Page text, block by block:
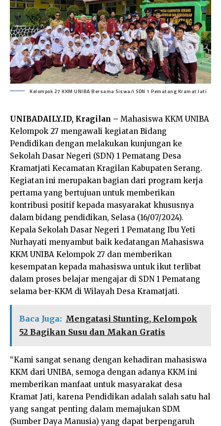
Kelompok 27 KKM UNIBA Bersama Siswa/i SDN 1 Pematang Kramat Jati
UNIBADAILY.ID, Kragilan – Mahasiswa KKM UNIBA
Kelompok 27 mengawali kegiatan Bidang
Pendidikan dengan melakukan kunjungan ke
Sekolah Dasar Negeri (SDN) 1 Pematang Desa
Kramatjati Kecamatan Kragilan Kabupaten Serang.
Kegiatan ini merupakan bagian dari program kerja
pertama yang bertujuan untuk memberikan
kontribusi positif kepada masyarakat khususnya
dalam bidang pendidikan, Selasa (16/07/2024).
Kepala Sekolah Dasar Negeri 1 Pematang Ibu Yeti
Nurhayati menyambut baik kedatangan Mahasiswa
KKM UNIBA Kelompok 27 dan memberikan
kesempatan kepada mahasiswa untuk ikut terlibat
dalam proses belajar mengajar di SDN 1 Pematang
selama ber-KKM di Wilayah Desa Kramatjati.
Baca Juga: Mengatasi Stunting, Kelompok
52 Bagikan Susu dan Makan Gratis
“Kami sangat senang dengan kehadiran mahasiswa
KKM dari UNIBA, semoga dengan adanya KKM ini
memberikan manfaat untuk masyarakat desa
Kramat Jati, karena Pendidikan adalah salah satu hal
yang sangat penting dalam memajukan SDM
(Sumber Daya Manusia) yang dapat berpengaruh